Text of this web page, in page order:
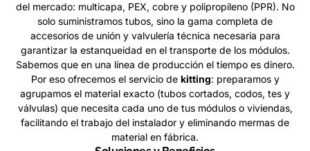
del mercado: multicapa, PEX, cobre y polipropileno (PPR). No
solo suministramos tubos, sino la gama completa de
accesorios de unión y valvulería técnica necesaria para
garantizar la estanqueidad en el transporte de los módulos.
Sabemos que en una línea de producción el tiempo es dinero.
Por eso ofrecemos el servicio de kitting: preparamos y
agrupamos el material exacto (tubos cortados, codos, tes y
válvulas) que necesita cada uno de tus módulos o viviendas,
facilitando el trabajo del instalador y eliminando mermas de
material en fábrica.